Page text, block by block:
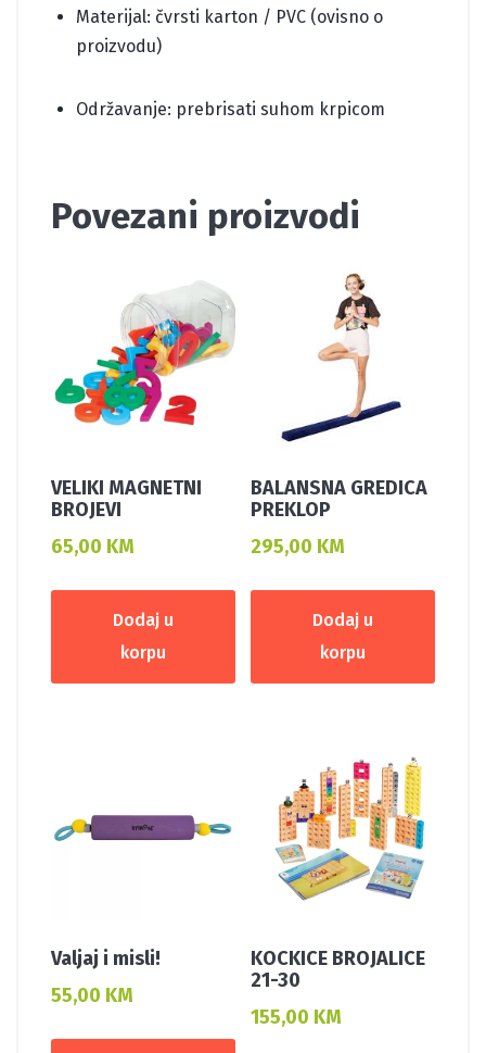
Materijal: čvrsti karton / PVC (ovisno o
proizvodu)
Održavanje: prebrisati suhom krpicom
Povezani proizvodi
VELIKI MAGNETNI
BROJEVI
65,00 KM
Dodaj u
korpu
BALANSNA GREDICA
PREKLOP
295,00 KM
Dodaj u
korpu
Valjaj i misli!
55,00 KM
KOCKICE BROJALICE
21-30
155,00 KM